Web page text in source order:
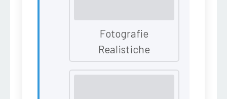
Fotografie
Realistiche